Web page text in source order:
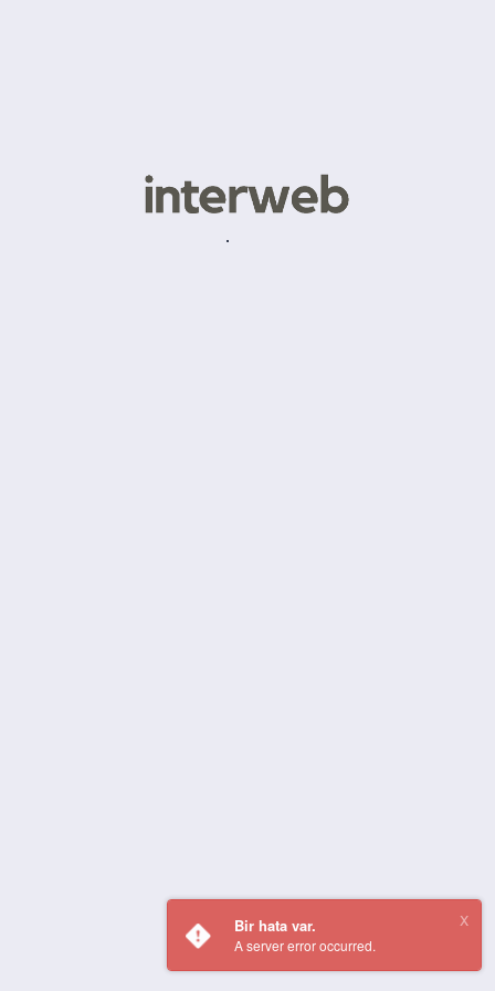
Bir hata var.
A server error occurred.